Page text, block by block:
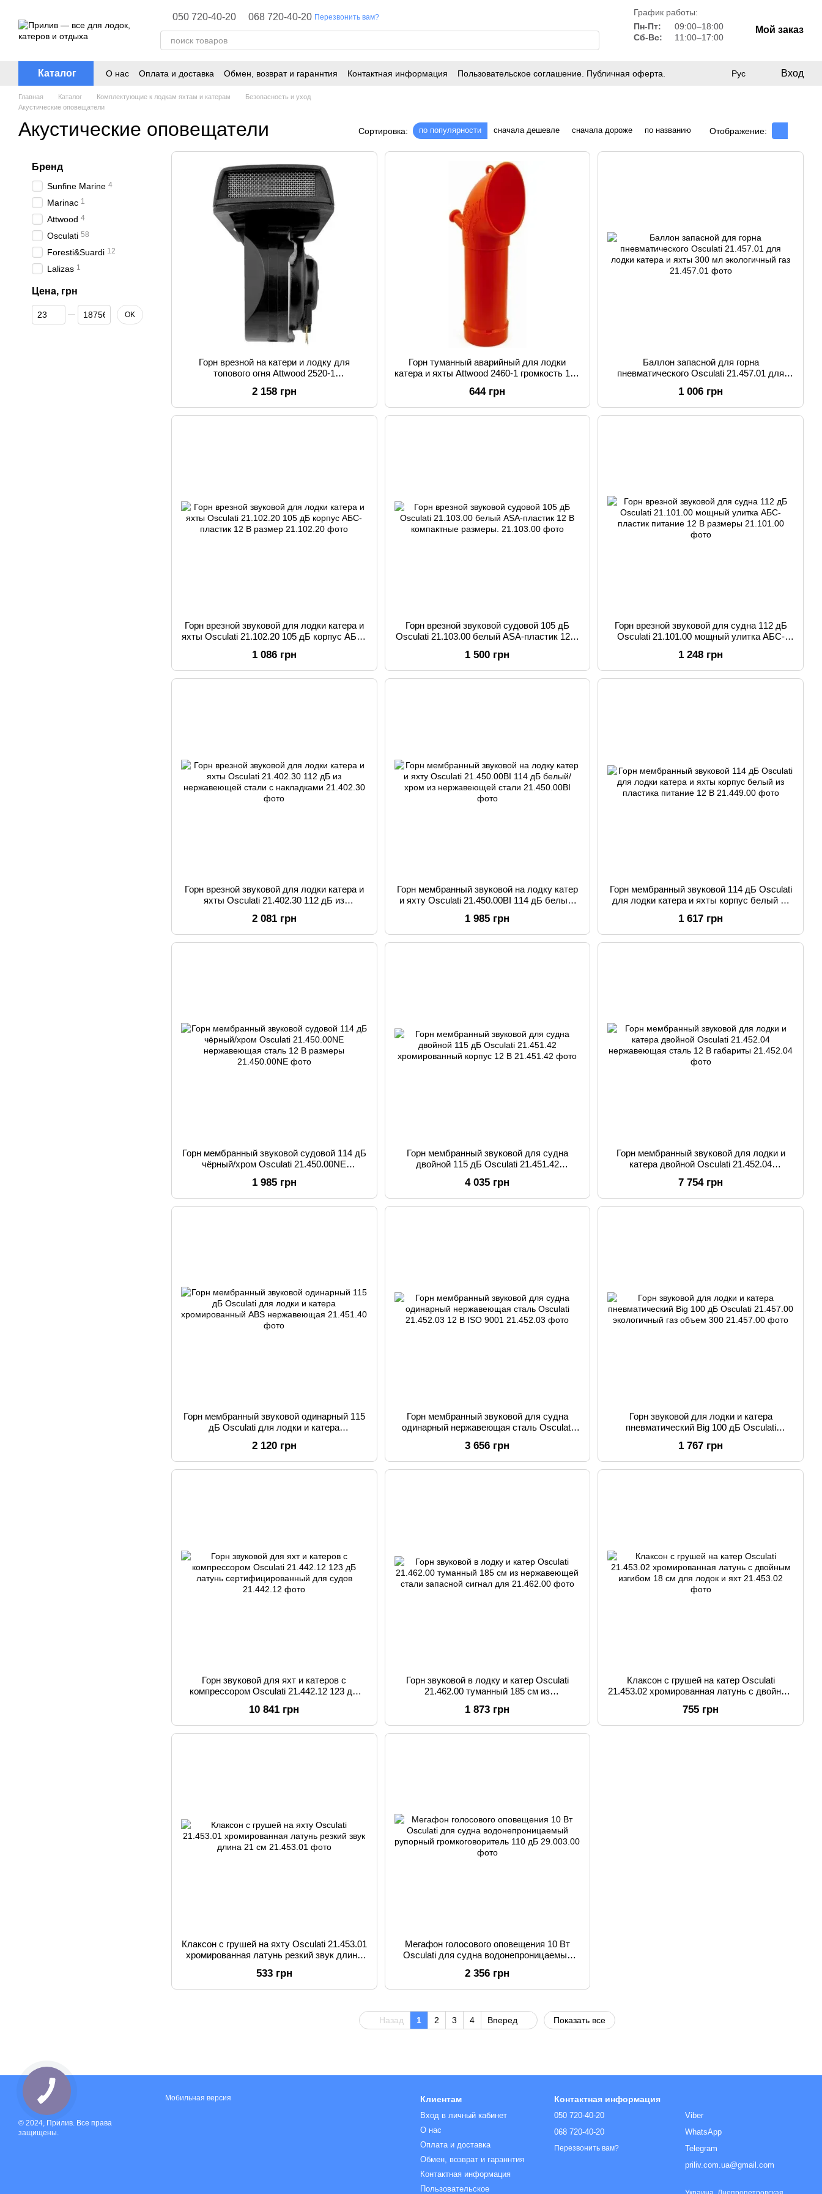
050 720-40-20 068 720-40-20 Перезвонить вам?
График работы:
Пн-Пт:
09:00–18:00
Сб-Вс:
11:00–17:00
Мой заказ
Каталог О нас Оплата и доставка Обмен, возврат и гараннтия Контактная информация
Пользовательское соглашение. Публичная оферта.
Рус Вход
Главная Каталог Комплектующие к лодкам яхтам и катерам
Безопасность и уход
Акустические оповещатели
Акустические оповещатели Сортировка: по популярности сначала дешевле сначала дороже по названию Отображение:
Горн врезной на катери и лодку для
топового огня Attwood 2520-1
2 158 грн
Горн туманный аварийный для лодки
катера и яхты Attwood 2460-1 громкость 110
644 грн
Баллон запасной для горна
пневматического Osculati 21.457.01 для
газ
1 006 грн
Горн врезной звуковой для лодки катера и
яхты Osculati 21.102.20 105 дБ корпус АБС-
1 086 грн
Горн врезной звуковой судовой 105 дБ
Osculati 21.103.00 белый ASA-пластик 12 В
1 500 грн
Горн врезной звуковой для судна 112 дБ
Osculati 21.101.00 мощный улитка АБС-
1 248 грн
Горн врезной звуковой для лодки катера и
яхты Osculati 21.402.30 112 дБ из
2 081 грн
Горн мембранный звуковой на лодку катер
и яхту Osculati 21.450.00BI 114 дБ белый/
1 985 грн
Горн мембранный звуковой 114 дБ Osculati
для лодки катера и яхты корпус белый из
1 617 грн
Горн мембранный звуковой судовой 114 дБ
чёрный/хром Osculati 21.450.00NE
1 985 грн
Горн мембранный звуковой для судна
двойной 115 дБ Osculati 21.451.42
4 035 грн
Горн мембранный звуковой для лодки и
катера двойной Osculati 21.452.04
7 754 грн
Горн мембранный звуковой одинарный 115
дБ Osculati для лодки и катера
2 120 грн
Горн мембранный звуковой для судна
одинарный нержавеющая сталь Osculati
3 656 грн
Горн звуковой для лодки и катера
пневматический Big 100 дБ Osculati
1 767 грн
Горн звуковой для яхт и катеров с
компрессором Osculati 21.442.12 123 дБ
10 841 грн
Горн звуковой в лодку и катер Osculati
21.462.00 туманный 185 см из
1 873 грн
Клаксон с грушей на катер Osculati
21.453.02 хромированная латунь с двойным
755 грн
Клаксон с грушей на яхту Osculati 21.453.01
хромированная латунь резкий звук длина
533 грн
Мегафон голосового оповещения 10 Вт
Osculati для судна водонепроницаемый
2 356 грн
Назад 1 2 3 4 Вперед Показать все
Бренд
Sunfine Marine 4
Marinac 1
Attwood 4
Osculati 58
Foresti&Suardi 12
Lalizas 1
Цена, грн
От Цена, грн
До Цена, грн OK
© 2024, Прилив. Все права
защищены.
Мобильная версия Клиентам
Вход в личный кабинет
О нас
Оплата и доставка
Обмен, возврат и гараннтия
Контактная информация
Пользовательское
Контактная информация
050 720-40-20
068 720-40-20
Перезвонить вам?
Viber
WhatsApp
Telegram
priliv.com.ua@gmail.com